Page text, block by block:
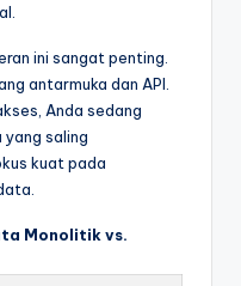
ini sangat penting.
antarmuka dan API.
Anda sedang
saling
kuat pada
Monolitik vs.